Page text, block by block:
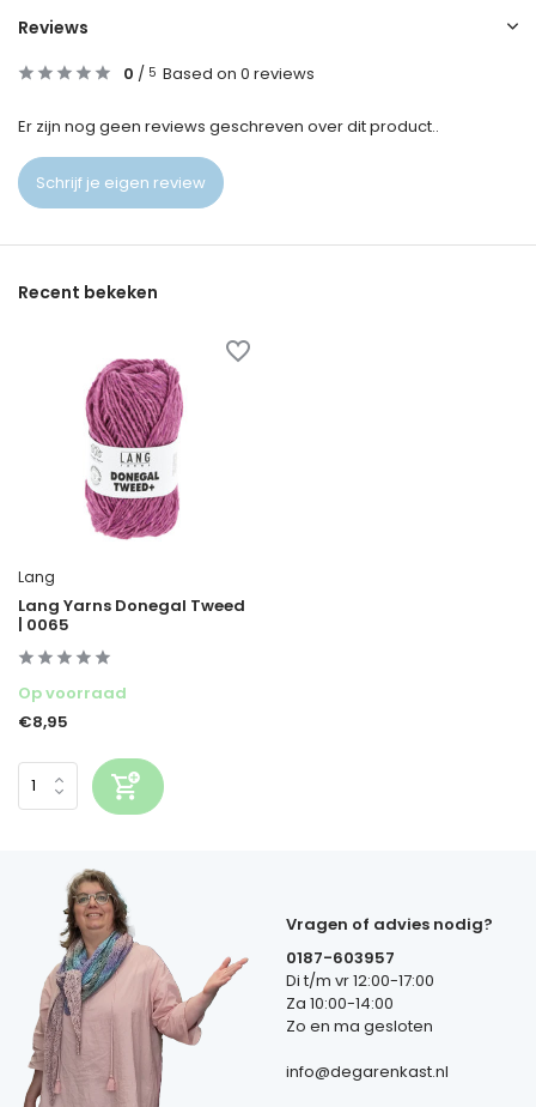
Reviews
0 / 5 Based on 0 reviews
Er zijn nog geen reviews geschreven over dit product..
Schrijf je eigen review
Recent bekeken
Lang
Lang Yarns Donegal Tweed
| 0065
Op voorraad
€8,95
Vragen of advies nodig?
0187-603957
Di t/m vr 12:00-17:00
Za 10:00-14:00
Zo en ma gesloten
info@degarenkast.nl